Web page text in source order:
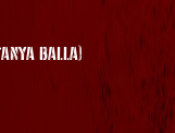
BALLA)